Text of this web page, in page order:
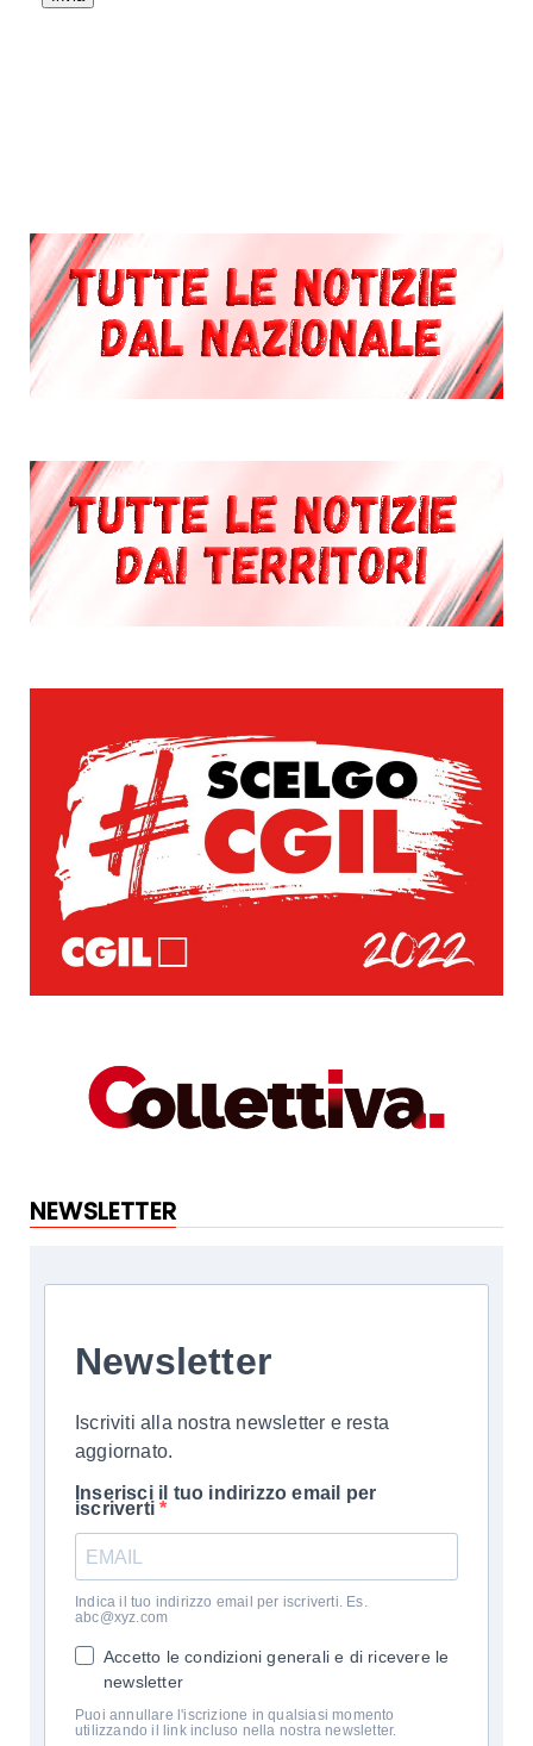
NEWSLETTER
Newsletter
Iscriviti alla nostra newsletter e resta
aggiornato.
Inserisci il tuo indirizzo email per
iscriverti
Indica il tuo indirizzo email per iscriverti. Es.
abc@xyz.com
Accetto le condizioni generali e di ricevere le
newsletter
Puoi annullare l'iscrizione in qualsiasi momento
utilizzando il link incluso nella nostra newsletter.